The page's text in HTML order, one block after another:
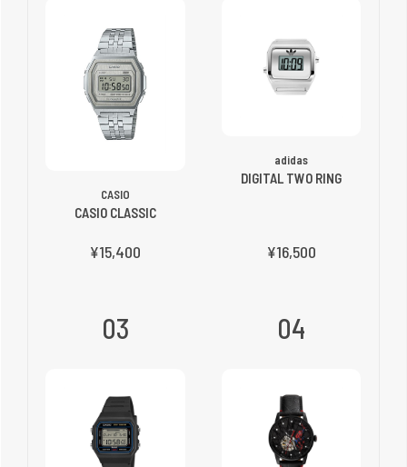
CASIO
CASIO CLASSIC
¥15,400
adidas
DIGITAL TWO RING
¥16,500
03 04